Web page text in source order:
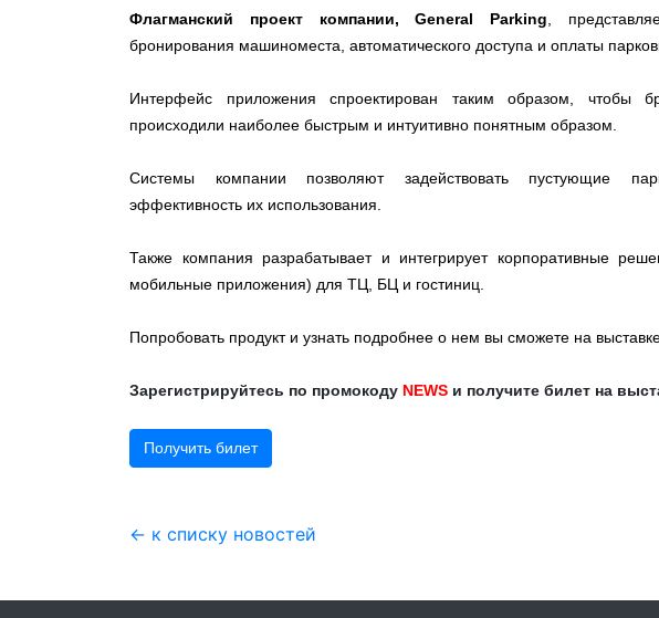
Флагманский проект компании, General Parking ,
бронирования машиноместа, автоматического доступа и оплаты
Интерфейс приложения спроектирован таким образом, чтобы
происходили наиболее быстрым и интуитивно понятным образом.
Системы компании позволяют задействовать пустующие
эффективность их использования.
Также компания разрабатывает и интегрирует корпоративные
мобильные приложения) для ТЦ, БЦ и гостиниц.
Попробовать продукт и узнать подробнее о нем вы сможете на
Зарегистрируйтесь по промокоду NEWS и получите билет на
Получить билет
← к списку новостей